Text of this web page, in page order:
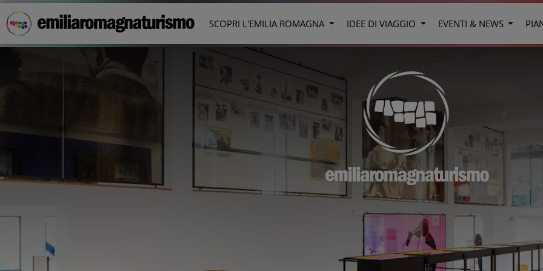
Vai al contenuto principale
SCOPRI L'EMILIA ROMAGNA IDEE DI VIAGGIO EVENTI & NEWS